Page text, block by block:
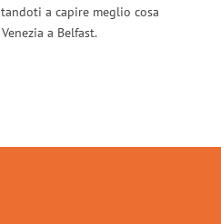
a capire meglio cosa
a Belfast.